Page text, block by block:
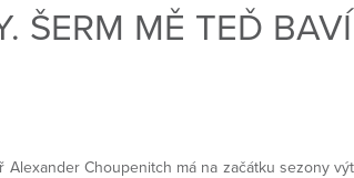
ŠERM MĚ TEĎ
Choupenitch má na začátku sezony